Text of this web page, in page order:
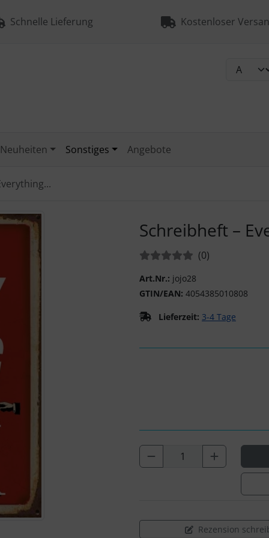
Schnelle Lieferung Kostenloser
Neuheiten Sonstiges Angebote
Schreibheft –
Bewertungen:(0Bewertungen
)
Art.Nr.: jojo28
GTIN/EAN: 4054385010808
Lieferzeit: 3-4 Tage
" und "Vor-Button" nutzen, um zwischen den Bildern
Rezension